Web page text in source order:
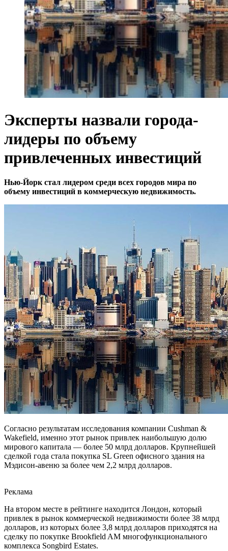
Эксперты назвали города-
лидеры по объему
привлеченных инвестиций
Нью-Йорк стал лидером среди всех городов мира по
объему инвестиций в коммерческую недвижимость.
Согласно результатам исследования компании Cushman &
Wakefield, именно этот рынок привлек наибольшую долю
мирового капитала — более 50 млрд долларов. Крупнейшей
сделкой года стала покупка SL Green офисного здания на
Мэдисон-авеню за более чем 2,2 млрд долларов.
Реклама
На втором месте в рейтинге находится Лондон, который
привлек в рынок коммерческой недвижимости более 38 млрд
долларов, из которых более 3,8 млрд долларов приходятся на
сделку по покупке Brookfield AM многофункционального
комплекса Songbird Estates.